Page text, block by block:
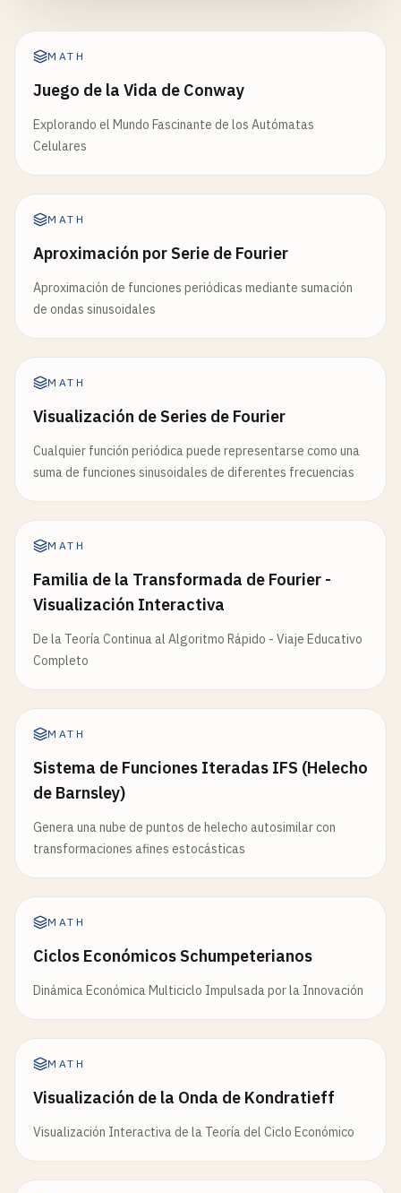
MATH
Juego de la Vida de Conway
Explorando el Mundo Fascinante de los Autómatas
Celulares
MATH
Aproximación por Serie de Fourier
Aproximación de funciones periódicas mediante sumación
de ondas sinusoidales
MATH
Visualización de Series de Fourier
Cualquier función periódica puede representarse como una
suma de funciones sinusoidales de diferentes frecuencias
MATH
Familia de la Transformada de Fourier -
Visualización Interactiva
De la Teoría Continua al Algoritmo Rápido - Viaje Educativo
Completo
MATH
Sistema de Funciones Iteradas IFS (Helecho
de Barnsley)
Genera una nube de puntos de helecho autosimilar con
transformaciones afines estocásticas
MATH
Ciclos Económicos Schumpeterianos
Dinámica Económica Multiciclo Impulsada por la Innovación
MATH
Visualización de la Onda de Kondratieff
Visualización Interactiva de la Teoría del Ciclo Económico